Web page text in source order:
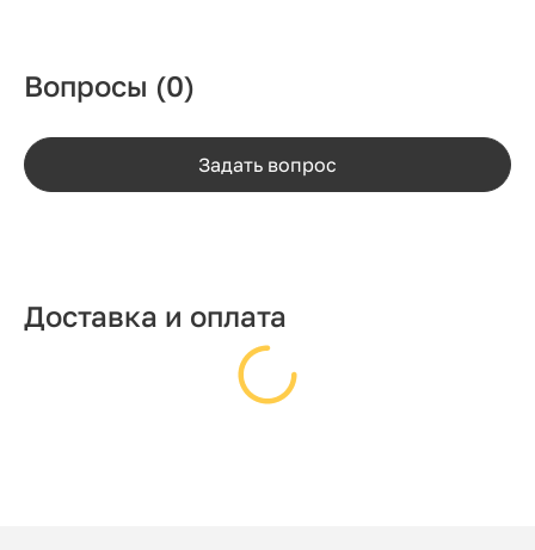
Вопросы (0)
Задать вопрос
Доставка и оплата